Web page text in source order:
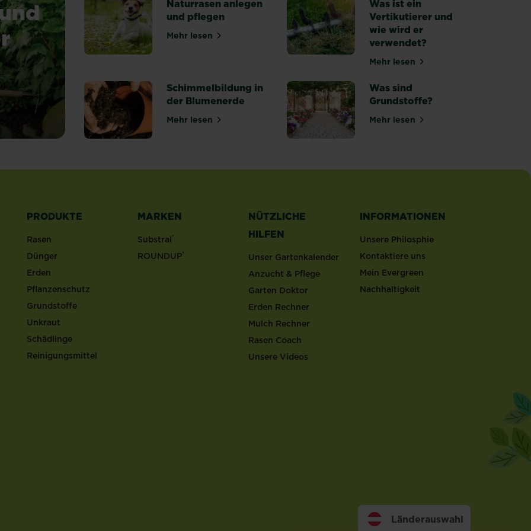
natürlichen Ursprungs
Naturrasen anlegen
und pflegen
Mehr lesenüber Naturrasen anlegen und pflegen
Was ist ein
Vertikutierer und
wie wird er
verwendet?
Mehr lesenüber Was ist ein Vertikutierer
Schimmelbildung in
der Blumenerde
Mehr lesenüber Schimmelbildung in der Blumenerde
Was sind
Grundstoffe?
Mehr lesenüber Was sind Grundstoffe?
PRODUKTE
Rasen
Dünger
Erden
Pflanzenschutz
Grundstoffe
Unkraut
Schädlinge
Reinigungsmittel
MARKEN
Substral®
ROUNDUP®
NÜTZLICHE
HILFEN
Unser Gartenkalender
Anzucht & Pflege
Garten Doktor
Erden Rechner
Mulch Rechner
Rasen Coach
Unsere Videos
INFORMATIONEN
Unsere Philosphie
Kontaktiere uns
Mein Evergreen
Nachhaltigkeit
Länderauswahl